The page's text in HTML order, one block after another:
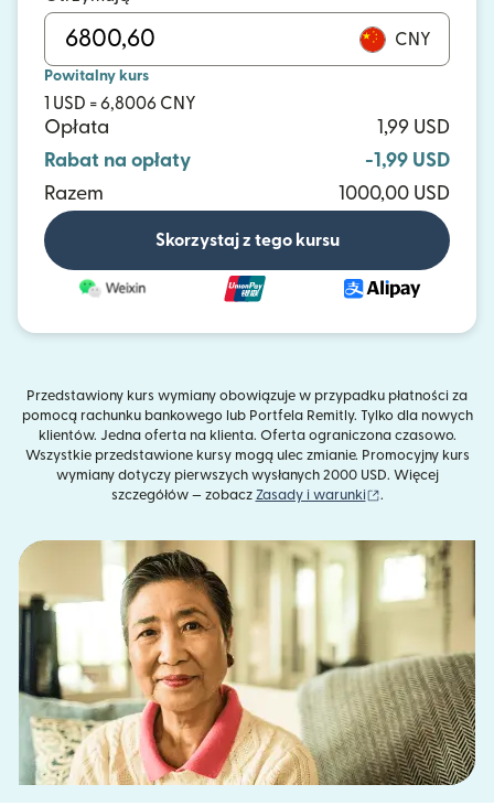
CNY
Powitalny kurs
1 USD = 6,8006 CNY
Opłata
1,99 USD
Rabat na opłaty
-1,99 USD
Razem
1000,00 USD
Skorzystaj z tego kursu
Przedstawiony kurs wymiany obowiązuje w przypadku płatności za
pomocą rachunku bankowego lub Portfela Remitly. Tylko dla nowych
klientów. Jedna oferta na klienta. Oferta ograniczona czasowo.
Wszystkie przedstawione kursy mogą ulec zmianie. Promocyjny kurs
wymiany dotyczy pierwszych wysłanych 2000 USD. Więcej
szczegółów — zobacz Zasady i warunki (otwiera się w
.